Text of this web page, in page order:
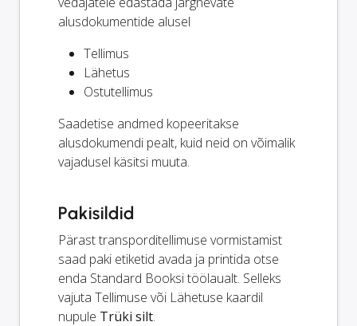
alusdokumentide alusel
Tellimus
Lähetus
Ostutellimus
Saadetise andmed kopeeritakse
alusdokumendi pealt, kuid neid on võimalik
vajadusel käsitsi muuta.
Pakisildid
Pärast transporditellimuse vormistamist
saad paki etiketid avada ja printida otse
enda Standard Booksi töölaualt. Selleks
vajuta Tellimuse või Lähetuse kaardil
nupule Trüki silt.